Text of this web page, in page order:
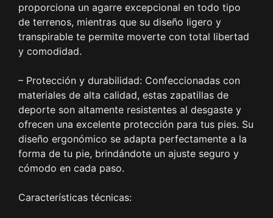
proporciona un agarre excepcional en todo tipo
de terrenos, mientras que su diseño ligero y
transpirable te permite moverte con total libertad
y comodidad.
– Protección y durabilidad: Confeccionadas con
materiales de alta calidad, estas zapatillas de
deporte son altamente resistentes al desgaste y
ofrecen una excelente protección para tus pies. Su
diseño ergonómico se adapta perfectamente a la
forma de tu pie, brindándote un ajuste seguro y
cómodo en cada paso.
Características técnicas: